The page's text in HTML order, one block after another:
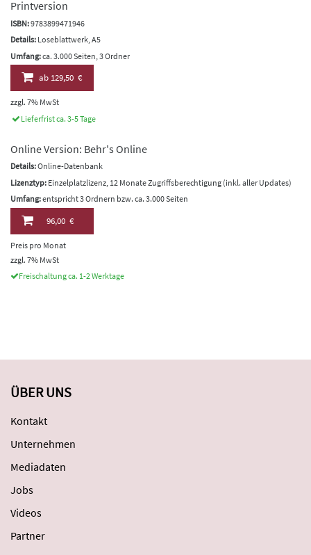
Printversion
ISBN:9783899471946
Details: Loseblattwerk, A5
Umfang:ca. 3.000 Seiten, 3 Ordner
ab129,50 €
zzgl. 7% MwSt
Lieferfrist ca. 3-5 Tage
Online Version: Behr's Online
Details:Online-Datenbank
Lizenztyp: Einzelplatzlizenz, 12 Monate Zugriffsberechtigung (inkl. aller Updates)
Umfang:entspricht 3 Ordnern bzw. ca. 3.000 Seiten
96,00 €
Preis pro Monat
zzgl. 7% MwSt
Freischaltung ca. 1-2 Werktage
ÜBER UNS
Kontakt
Unternehmen
Mediadaten
Jobs
Videos
Partner